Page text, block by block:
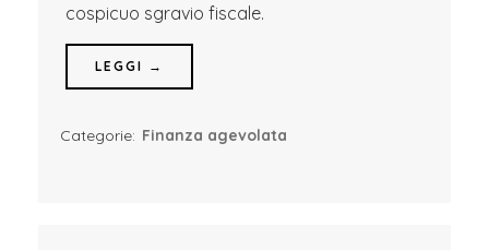
cospicuo sgravio fiscale.
LEGGI →
Categorie: Finanza agevolata